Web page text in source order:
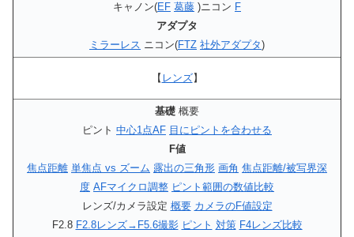
キャノン(EF 葛藤 )ニコン F
アダプタ
ミラーレス ニコン(FTZ 社外アダプタ)
【 レンズ】
基礎 概要
ピント 中心1点AF 目にピントを合わせる
F値
焦点距離 単焦点 vs ズーム 露出の三角形 画角 焦点距離/被写界深
度 AFマイクロ調整 ピント範囲の数値比較
レンズ/カメラ設定 概要 カメラのF値設定
F2.8 F2.8レンズ→F5.6撮影 ピント 対策 F4レンズ比較